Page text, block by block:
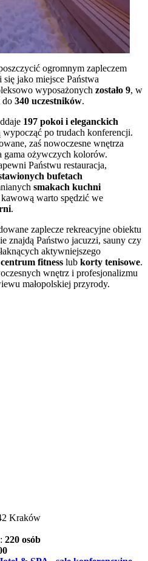
ogromnym zapleczem
jako miejsce Państwa
wyposażonych zostało 9, w
do 340 uczestników.
197 pokoi i eleganckich
wypocząć po trudach konferencji.
zaś nowoczesne wnętrza
gama ożywczych kolorów.
Państwu restauracja,
bufetach
smakach kuchni
warto spędzić we
.
zaplecze rekreacyjne obiektu
znajdą Państwo jacuzzi, sauny czy
aktywniejszego
centrum fitness lub korty tenisowe.
wnętrz i profesjonalizmu
małopolskiej przyrody.
Kraków
220 osób